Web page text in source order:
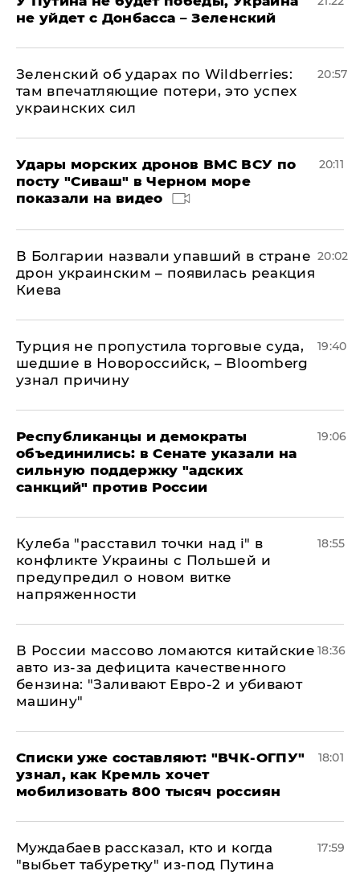
не уйдет с Донбасса – Зеленский
Зеленский об ударах по Wildberries:
там впечатляющие потери, это успех
украинских сил
20:57
Удары морских дронов ВМС ВСУ по
посту "Сиваш" в Черном море
показали на видео
20:11
В Болгарии назвали упавший в стране
дрон украинским – появилась реакция
Киева
20:02
Турция не пропустила торговые суда,
шедшие в Новороссийск, – Bloomberg
узнал причину
19:40
Республиканцы и демократы
объединились: в Сенате указали на
сильную поддержку "адских
санкций" против России
19:06
Кулеба "расставил точки над і" в
конфликте Украины с Польшей и
предупредил о новом витке
напряженности
18:55
В России массово ломаются китайские
авто из-за дефицита качественного
бензина: "Заливают Евро-2 и убивают
машину"
18:36
Списки уже составляют: "ВЧК-ОГПУ"
узнал, как Кремль хочет
мобилизовать 800 тысяч россиян
18:01
Муждабаев рассказал, кто и когда
"выбьет табуретку" из-под Путина
17:59